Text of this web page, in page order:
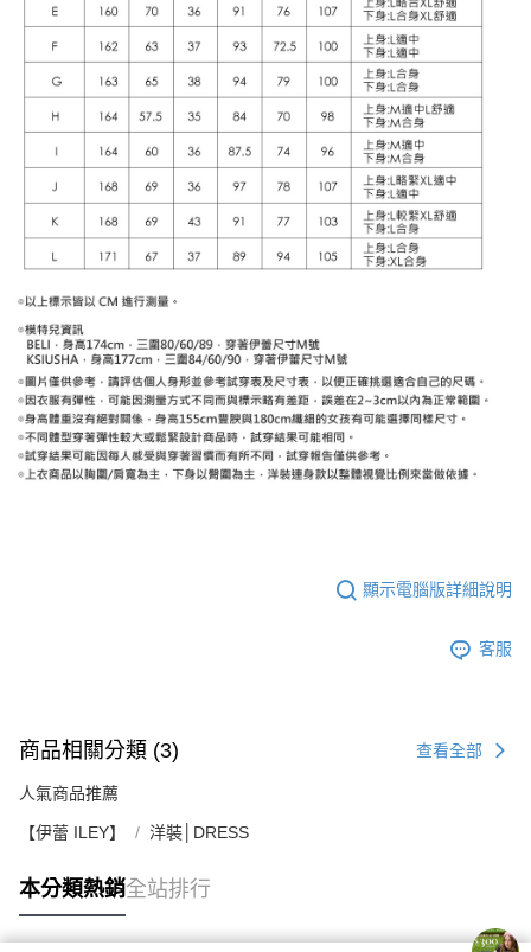
顯示電腦版詳細說明
客服
商品相關分類 (3) 查看全部
人氣商品推薦
【伊蕾 ILEY】 洋裝│DRESS
本分類熱銷全站排行